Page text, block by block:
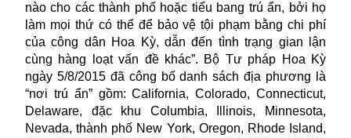
nào cho các thành phố hoặc tiểu bang trú ẩn, bởi họ
làm mọi thứ có thể để bảo vệ tội phạm bằng chi phí
của công dân Hoa Kỳ, dẫn đến tình trạng gian lận
cùng hàng loạt vấn đề khác”. Bộ Tư pháp Hoa Kỳ
ngày 5/8/2015 đã công bố danh sách địa phương là
“nơi trú ẩn” gồm: California, Colorado, Connecticut,
Delaware, đặc khu Columbia, Illinois, Minnesota,
Nevada, thành phố New York, Oregon, Rhode Island,